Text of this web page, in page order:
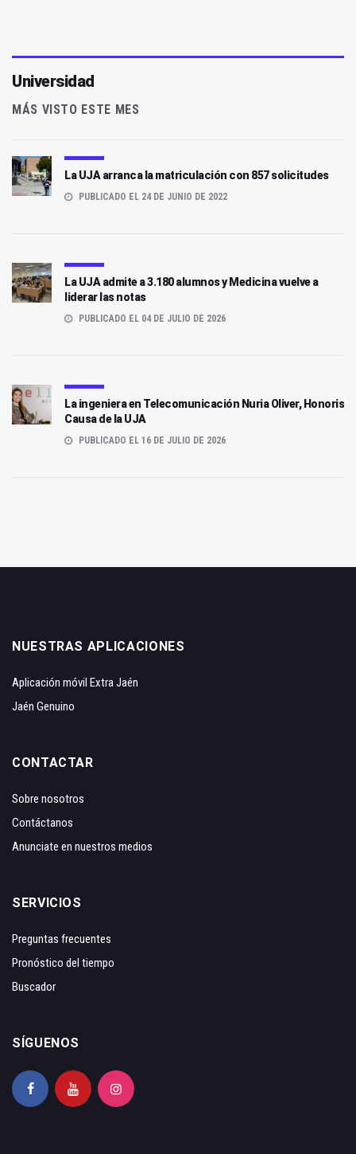
Universidad
MÁS VISTO ESTE MES
La UJA arranca la matriculación con 857 solicitudes
PUBLICADO EL 24 DE JUNIO DE 2022
La UJA admite a 3.180 alumnos y Medicina vuelve a
liderar las notas
PUBLICADO EL 04 DE JULIO DE 2026
La ingeniera en Telecomunicación Nuria Oliver, Honoris
Causa de la UJA
PUBLICADO EL 16 DE JULIO DE 2026
NUESTRAS APLICACIONES
Aplicación móvil Extra Jaén
Jaén Genuino
CONTACTAR
Sobre nosotros
Contáctanos
Anunciate en nuestros medios
SERVICIOS
Preguntas frecuentes
Pronóstico del tiempo
Buscador
SÍGUENOS